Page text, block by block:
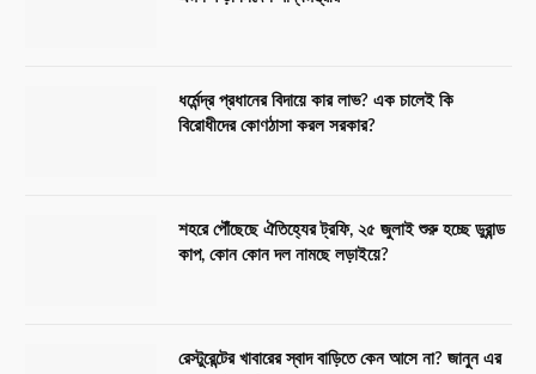
ধর্মেন্দ্র প্রধানের বিদায়ে কার লাভ? এক চালেই কি
বিরোধীদের কোণঠাসা করল সরকার?
শহরে পৌঁছেছে ঐতিহ্যের ট্রফি, ২৫ জুলাই শুরু হচ্ছে ডুরান্ড
কাপ, কোন কোন দল নামছে লড়াইয়ে?
রেস্টুরেন্টের খাবারের স্বাদ বাড়িতে কেন আসে না? জানুন এর